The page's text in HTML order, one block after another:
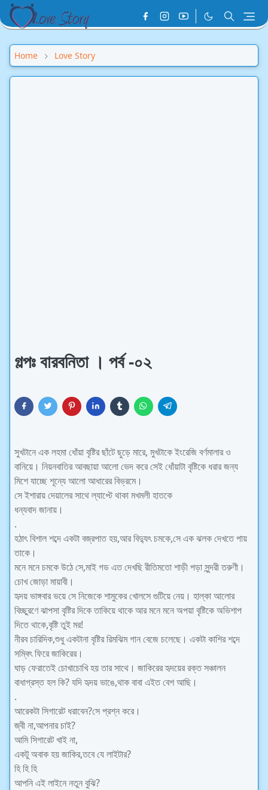
Home Love Story
গল্পঃ বারবনিতা । পর্ব -০২
সুখটানে এক লহমা ধোঁয়া বৃষ্টির ছাঁটে ছুড়ে মারে, মুখটাকে ইংরেজি বর্ণমালার ও
বানিয়ে। নিয়নবাতির আবছায়া আলো ভেদ করে সেই ধোঁয়াটা বৃষ্টিকে ধরার জন্য
মিশে যাচ্ছে শূন্যে আলো আধারের বিভ্রমে।
সে ইশারায় দেয়ালের সাথে ল্যাপ্টে থাকা মখমলী হাতকে
ধন্যবাদ জানায়।
.
হঠাৎ বিশাল শব্দে একটা বজ্রপাত হয়,আর বিদ্যুৎ চমকে,সে এক ঝলক দেখতে পায়
তাকে।
মনে মনে চমকে উঠে সে,মাই গড এত দেখছি রীতিমতো শাড়ী পড়া সুন্দরী তরুণী।
চোখ জোড়া মায়াবী।
হৃদয় ভাঙ্গবার ভয়ে সে নিজেকে শামুকের খোলসে গুটিয়ে নেয়। হাল্কা আলোর
বিচ্ছুরণে ঝাপসা বৃষ্টির দিকে তাকিয়ে থাকে আর মনে মনে অপয়া বৃষ্টিকে অভিশাপ
দিতে থাকে,বৃষ্টি তুই মর!
নীরব চারিদিক,শুধু একটানা বৃষ্টির রিমঝিম গান বেজে চলেছে। একটা কাশির শব্দে
সম্বিৎ ফিরে জাকিরের।
ঘাড় ফেরাতেই চোখাচোখি হয় তার সাথে। জাকিরের হৃদয়ের রক্ত সঞ্চালন
বাধাগ্রস্ত হল কি? যদি হৃদয় ভাঙে,থাক বাবা এইত বেশ আছি।
.
আরেকটা সিগারেট ধরাবেন?সে প্রশ্ন করে।
জ্বী না,আপনার চাই?
আমি সিগারেট খাই না,
একটু অবাক হয় জাকির,তবে যে লাইটার?
হি হি হি
আপনি এই লাইনে নতুন বুঝি?